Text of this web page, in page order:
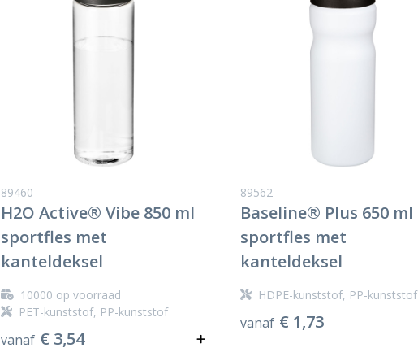
89460
H2O Active® Vibe 850 ml
sportfles met
kanteldeksel
10000 op voorraad
PET-kunststof, PP-kunststof
vanaf € 3,54
89562
Baseline® Plus 650 ml
sportfles met
kanteldeksel
HDPE-kunststof, PP-kunststof
vanaf € 1,73